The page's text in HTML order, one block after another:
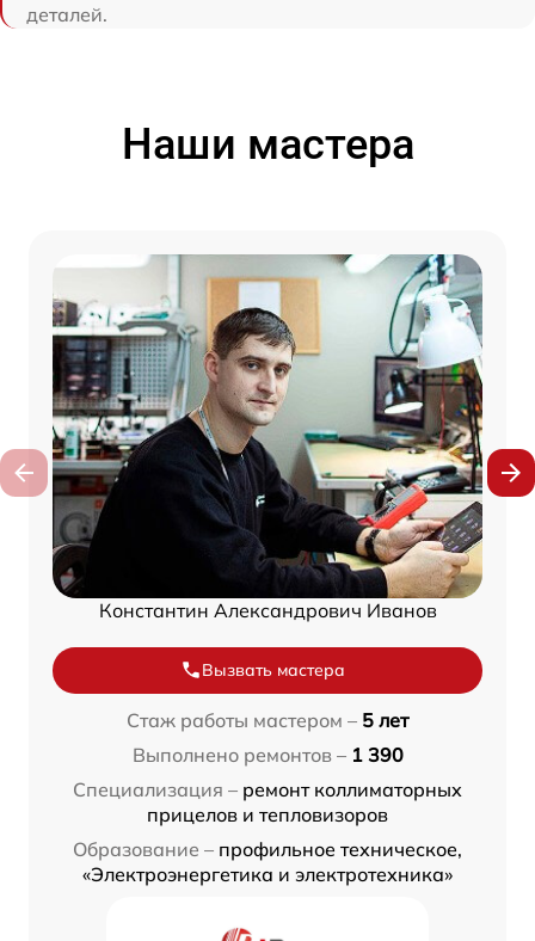
деталей.
Наши мастера
Константин Александрович Иванов
Вызвать мастера
Стаж работы мастером – 5 лет
Выполнено ремонтов – 1 390
Специализация – ремонт коллиматорных
прицелов и тепловизоров
Образование – профильное техническое,
«Электроэнергетика и электротехника»